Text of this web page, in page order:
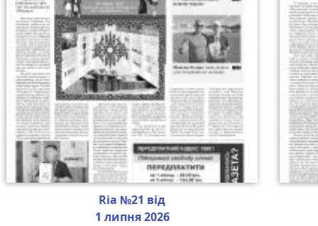
Ria №21 від
1 липня 2026